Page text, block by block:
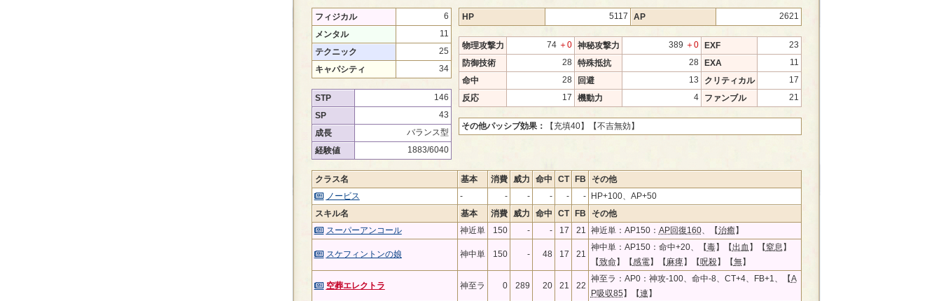
フィジカル
6
メンタル
11
テクニック
25
キャパシティ
34
STP
146
SP
43
成長
バランス型
経験値
1883/6040
HP 5117 AP 2621
物理攻撃力 74 ＋0 神秘攻撃力 389 ＋0 EXF
23
防御技術
28 特殊抵抗 28 EXA
11
命中
28 回避 13 クリティカル
17
反応
17 機動力 4 ファンブル 21
その他パッシブ効果： 【充填40】 【不吉無効】
クラス名 基本 消費 威力 命中 CT FB
その他
ノービス
- - - - - -
HP+100、AP+50
スキル名
基本 消費 威力 命中 CT FB
その他
スーパーアンコール
神近単 150 - - 17 21 神近単：AP150： AP回復160、【治癒】
スケフィントンの娘 神中単 150 - 48 17 21
神中単：AP150：命中+20、【毒】【出血 】【窒息 】
【致命】【感電】【 麻痺】【呪殺】【無】
空葬エレクトラ 神至ラ 0 289 20 21 22
神至ラ：AP0：神攻-100、命中-8、CT+4、FB+1、【A
P吸収85 】【連 】